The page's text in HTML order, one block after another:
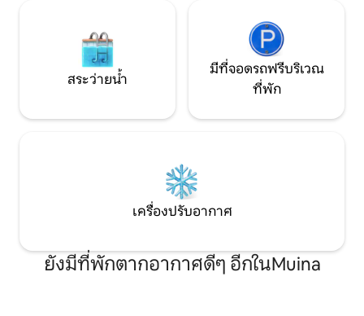
ห้องรับประทานอาหารเลานจ์สวนสนุกห้อง
ครัวห้องใต้หลังคาพร้อมเครื่องปรับอากาศ
เตาผิงและห้องนั่งเล่น เครื่องปรับอากาศมี
อยู่เฉพาะในห้องใต้หลังคาเช่นเดียวกับใน
ขนาดของห้องพักและรูปทรงโครงสร้าง ใน
สวน: คุณจะมีสวนที่ยอดเยี่ยมพร้อมต้นไม้
ดาดฟ้าที่สะดวกสบายในขณะที่ลูกๆของ
คุณจะพบกับเตาผิงที่คุณสามารถ "ย่าง"
อยู่ที่โต๊ะเพื่อผ่อนคลายอย่างเต็มที่ทำ
อาหารได้ตามคำขอ ข้อมูล: ที่พักแห่งนี้ตั้ง
อยู่ใจกลางย่าน Prosecco D.O.C.G. และ
สระว่ายน้ำ
มีที่จอดรถฟรีบริเวณ
ที่พัก
เครื่องปรับอากาศ
ยังมีที่พักตากอากาศดีๆ อีกในMuina